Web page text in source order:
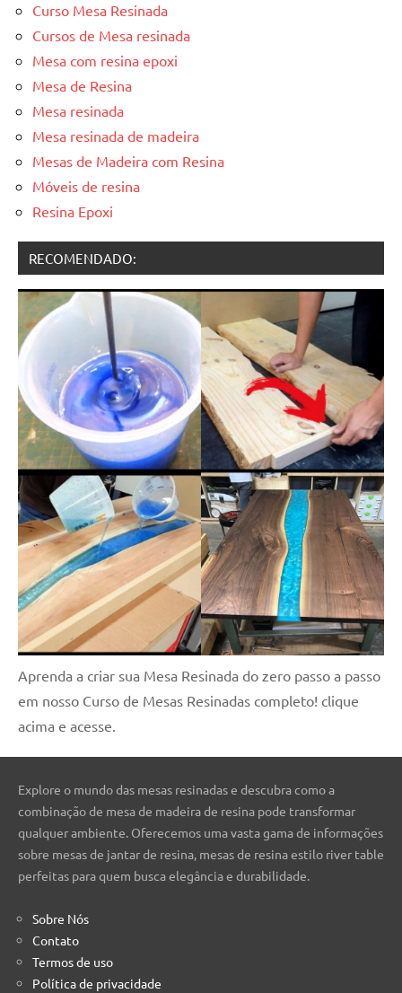
Curso Mesa Resinada
Cursos de Mesa resinada
Mesa com resina epoxi
Mesa de Resina
Mesa resinada
Mesa resinada de madeira
Mesas de Madeira com Resina
Móveis de resina
Resina Epoxi
RECOMENDADO:
Aprenda a criar sua Mesa Resinada do zero passo a passo
em nosso Curso de Mesas Resinadas completo! clique
acima e acesse.
Explore o mundo das mesas resinadas e descubra como a
combinação de mesa de madeira de resina pode transformar
qualquer ambiente. Oferecemos uma vasta gama de informações
sobre mesas de jantar de resina, mesas de resina estilo river table
perfeitas para quem busca elegância e durabilidade.
Sobre Nós
Contato
Termos de uso
Política de privacidade